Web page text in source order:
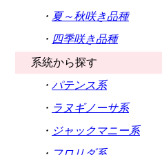
・ 夏～秋咲き品種
・ 四季咲き品種
系統から探す
・ パテンス系
・ ラヌギノーサ系
・ ジャックマニー系